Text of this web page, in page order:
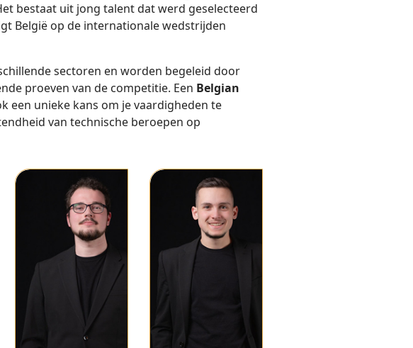
bestaat uit jong talent dat werd geselecteerd
België op de internationale wedstrijden
sectoren en worden begeleid door
proeven van de competitie. Een Belgian
een unieke kans om je vaardigheden te
van technische beroepen op